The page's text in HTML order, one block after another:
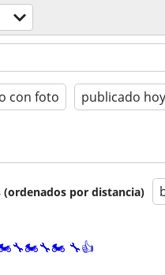
con foto publicado hoy
(ordenados por distancia)
🔧👍